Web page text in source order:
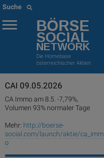
Suche
BÖRSE
SOCIAL
NETWORK
Die Homebase
österreichischer Aktien
CAI 09.05.2026
CA Immo am 8.5. -7,79%,
Volumen 93% normaler Tage
Mehr: http://boerse-
social.com/launch/aktie/ca_imm
o